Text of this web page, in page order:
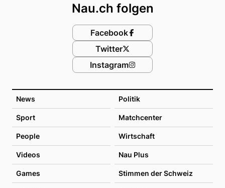
News Politik
Sport Matchcenter
People Wirtschaft
Videos Nau Plus
Games Stimmen der Schweiz
Nau.ch folgen
Facebook
Twitter
Instagram